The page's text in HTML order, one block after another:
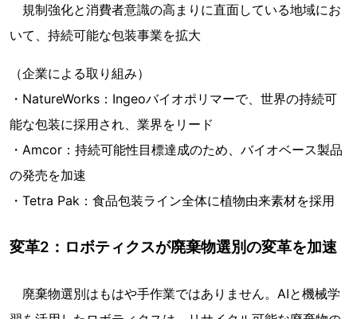
規制強化と消費者意識の高まりに直面している地域にお
いて、持続可能な包装事業を拡大
（企業による取り組み）
・NatureWorks：Ingeoバイオポリマーで、世界の持続可
能な包装に採用され、業界をリード
・Amcor：持続可能性目標達成のため、バイオベース製品
の発売を加速
・Tetra Pak：食品包装ライン全体に植物由来素材を採用
変革2：ロボティクスが廃棄物選別の変革を加速
廃棄物選別はもはや手作業ではありません。AIと機械学